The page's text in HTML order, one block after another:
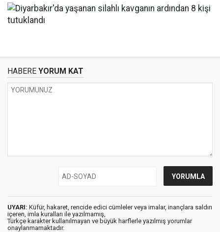
HABERE YORUM KAT
UYARI: Küfür, hakaret, rencide edici cümleler veya imalar, inançlara saldırı
içeren, imla kuralları ile yazılmamış,
Türkçe karakter kullanılmayan ve büyük harflerle yazılmış yorumlar
onaylanmamaktadır.